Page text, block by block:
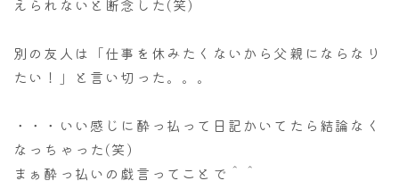
えられないと断念した(笑)
別の友人は「仕事を休みたくないから父親にならなり
たい！」と言い切った。。。
・・・いい感じに酔っ払って日記かいてたら結論なく
なっちゃった(笑)
まぁ酔っ払いの戯言ってことで＾＾